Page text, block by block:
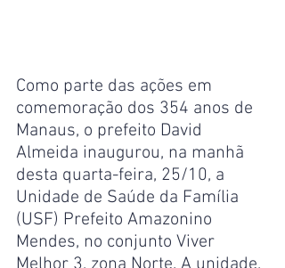
Como parte das ações em
comemoração dos 354 anos de
Manaus, o prefeito David
Almeida inaugurou, na manhã
desta quarta-feira, 25/10, a
Unidade de Saúde da Família
(USF) Prefeito Amazonino
Mendes, no conjunto Viver